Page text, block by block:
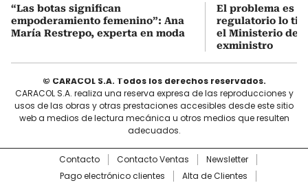
“Las botas significan
empoderamiento femenino”: Ana
María Restrepo, experta en moda
El problema es
regulatorio lo
el Ministerio de
exministro
© CARACOL S.A. Todos los derechos reservados.
CARACOL S.A. realiza una reserva expresa de las reproducciones y
usos de las obras y otras prestaciones accesibles desde este sitio
web a medios de lectura mecánica u otros medios que resulten
adecuados.
Contacto Contacto Ventas
Newsletter
Pago electrónico clientes
Alta de Clientes